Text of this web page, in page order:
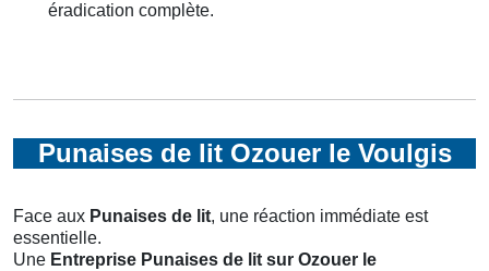
éradication complète.
Punaises de lit Ozouer le Voulgis
Face aux Punaises de lit, une réaction immédiate est
essentielle.
Une Entreprise Punaises de lit sur Ozouer le